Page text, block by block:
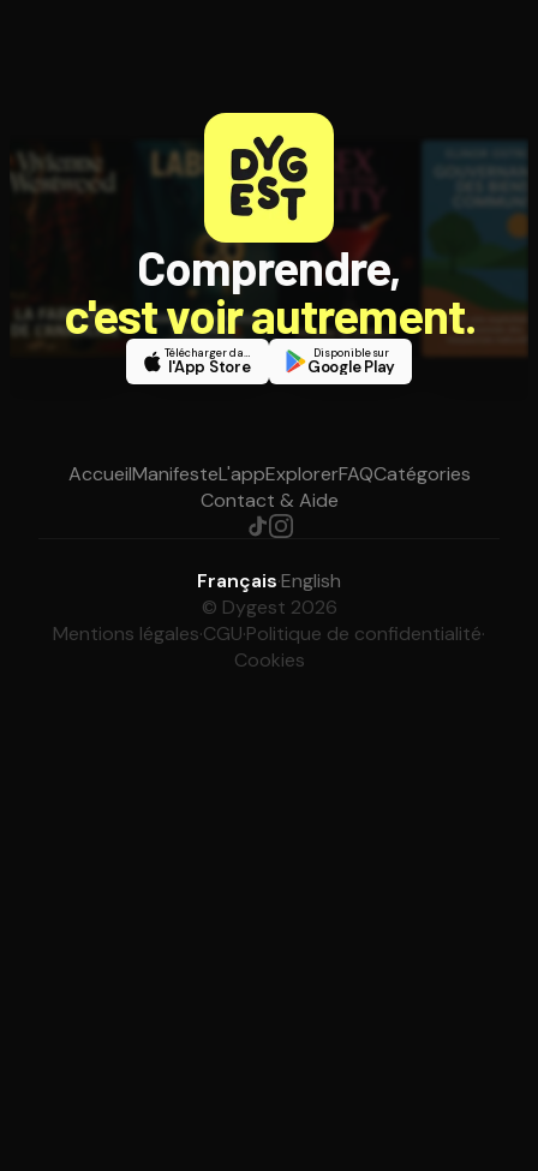
Comprendre,
c'est voir autrement.
Télécharger dans
l'App Store
Disponible sur
Google Play
AccueilManifesteL'appExplorerFAQCatégories
Contact & Aide
Français·English
© Dygest 2026
Mentions légales·CGU·Politique de confidentialité·
Cookies